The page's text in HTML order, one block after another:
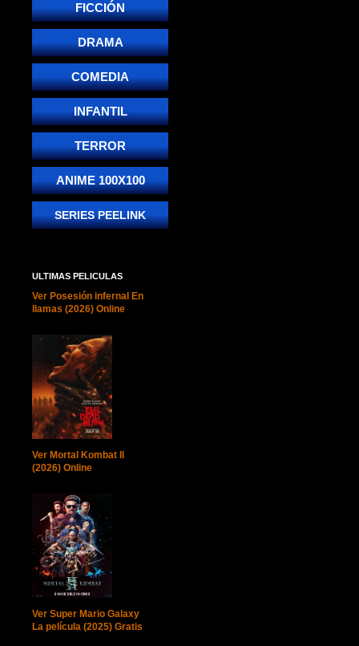
FICCIÓN
DRAMA
COMEDIA
INFANTIL
TERROR
ANIME 100X100
SERIES PEELINK
ULTIMAS PELICULAS
Ver Posesión infernal En
llamas (2026) Online
Ver Mortal Kombat II
(2026) Online
Ver Super Mario Galaxy
La película (2025) Gratis